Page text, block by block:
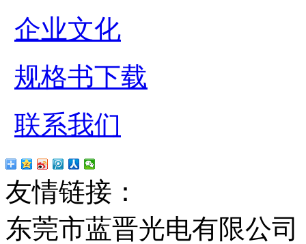
企业文化
规格书下载
联系我们
友情链接：
东莞市蓝晋光电有限公